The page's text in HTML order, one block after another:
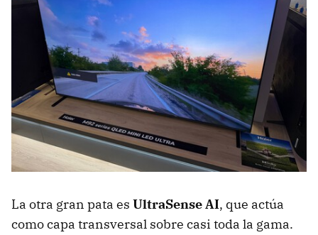
La otra gran pata es UltraSense AI, que actúa
como capa transversal sobre casi toda la gama.